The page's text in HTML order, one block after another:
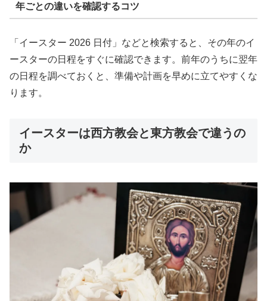
年ごとの違いを確認するコツ
「イースター 2026 日付」などと検索すると、その年のイ
ースターの日程をすぐに確認できます。前年のうちに翌年
の日程を調べておくと、準備や計画を早めに立てやすくな
ります。
イースターは西方教会と東方教会で違うの
か